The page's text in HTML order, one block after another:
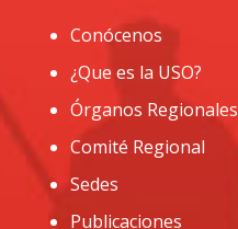
Conócenos
¿Que es la USO?
Órganos Regionales
Comité Regional
Sedes
Publicaciones